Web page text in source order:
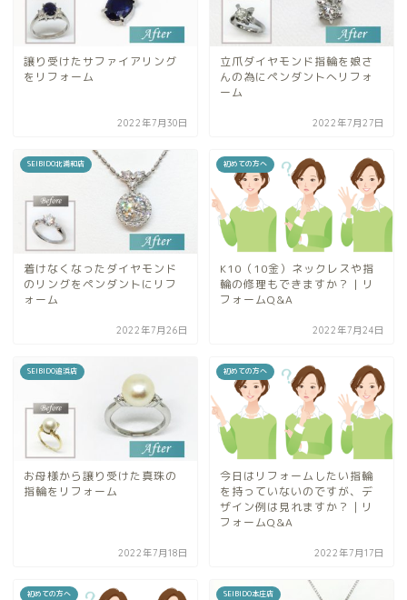
譲り受けたサファイアリング
をリフォーム
2022年7月30日
立爪ダイヤモンド指輪を娘さ
んの為にペンダントへリフォ
ーム
2022年7月27日
SEIBIDO北浦和店
着けなくなったダイヤモンド
のリングをペンダントにリフ
ォーム
2022年7月26日
初めての方へ
K10（10金）ネックレスや指
輪の修理もできますか？ | リ
フォームQ&A
2022年7月24日
SEIBIDO追浜店
お母様から譲り受けた真珠の
指輪をリフォーム
2022年7月18日
初めての方へ
今日はリフォームしたい指輪
を持っていないのですが、デ
ザイン例は見れますか？｜リ
フォームQ&A
2022年7月17日
初めての方へ SEIBIDO本庄店